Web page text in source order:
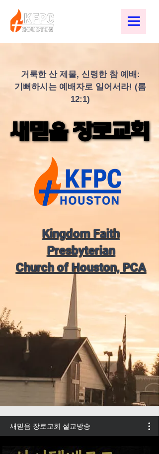
거룩한 산 제물, 신령한 참 예배:
기뻐하시는 예배자로 일어서라! (롬
12:1)
새믿음 장로교회
새믿음 장로교회
Kingdom Faith
Presbyterian
Church of Houston, PCA
새믿음 장로교회 설교방송